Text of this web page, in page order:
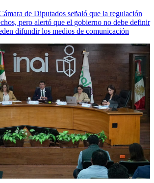
de Diputados señaló que la regulación
pero alertó que el gobierno no debe definir
difundir los medios de comunicación